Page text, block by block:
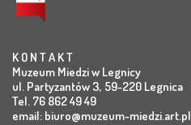
K O N T A K T
Muzeum Miedzi w Legnicy
ul. Partyzantów 3, 59-220 Legnica
Tel. 76 862 49 49
email: biuro@muzeum-miedzi.art.pl